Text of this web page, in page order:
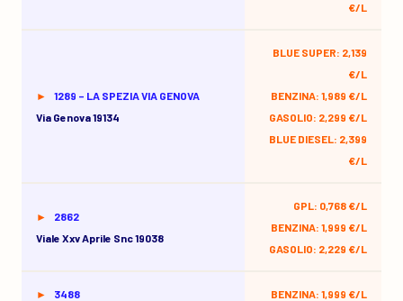
€/L
1289 – LA SPEZIA VIA GENOVA
Via Genova 19134
BLUE SUPER: 2,139
€/L
BENZINA: 1,989 €/L
GASOLIO: 2,299 €/L
BLUE DIESEL: 2,399
€/L
2862
Viale Xxv Aprile Snc 19038
GPL: 0,768 €/L
BENZINA: 1,999 €/L
GASOLIO: 2,229 €/L
3488
BENZINA: 1,999 €/L